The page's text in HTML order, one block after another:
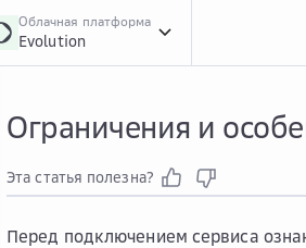
Облачная платформа
Evolution
Ограничения и
Эта статья полезна?
Перед подключением сервиса